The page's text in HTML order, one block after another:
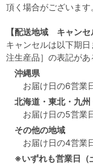
頂く場合がございます
【配送地域 キャンセ
キャンセルは以下期
注生産品］の表記があ
沖縄県
お届け日の6営業
北海道・東北・九
お届け日の5営業
その他の地域
お届け日の4営業
※いずれも営業日（